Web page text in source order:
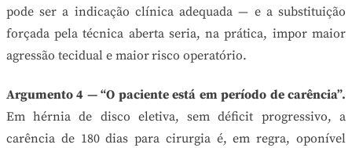
pode ser a indicação clínica adequada — e a substituição
forçada pela técnica aberta seria, na prática, impor maior
agressão tecidual e maior risco operatório.
Argumento 4 — “O paciente está em período de carência”.
Em hérnia de disco eletiva, sem déficit progressivo, a
carência de 180 dias para cirurgia é, em regra, oponível